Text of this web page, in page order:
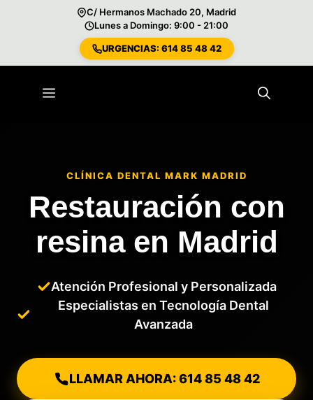
C/ Hermanos Machado 20, Madrid
Lunes a Domingo: 9:00 - 21:00
URGENCIAS: 614 85 48 42
Menú
CLÍNICA DENTAL MARK MADRID
Restauración con
resina en Madrid
Atención Profesional y Personalizada
Especialistas en Tecnología Dental
Avanzada
LLAMAR AHORA: 614 85 48 42